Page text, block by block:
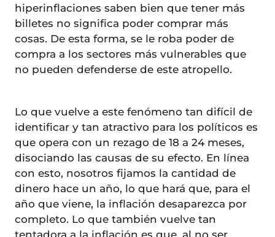
hiperinflaciones saben bien que tener más
billetes no significa poder comprar más
cosas. De esta forma, se le roba poder de
compra a los sectores más vulnerables que
no pueden defenderse de este atropello.
Lo que vuelve a este fenómeno tan difícil de
identificar y tan atractivo para los políticos es
que opera con un rezago de 18 a 24 meses,
disociando las causas de su efecto. En línea
con esto, nosotros fijamos la cantidad de
dinero hace un año, lo que hará que, para el
año que viene, la inflación desaparezca por
completo. Lo que también vuelve tan